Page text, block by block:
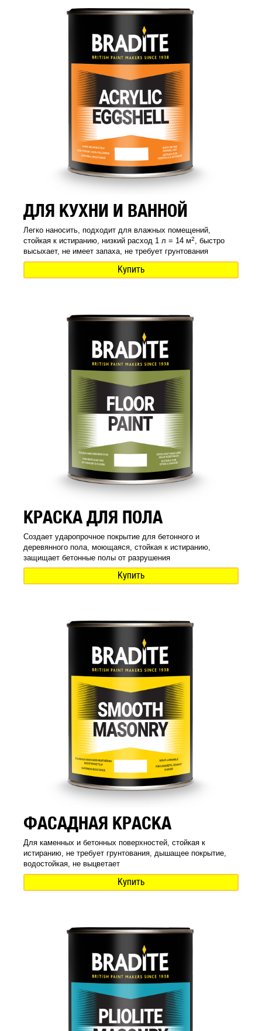
ДЛЯ КУХНИ И ВАННОЙ
Легко наносить, подходит для влажных помещений,
стойкая к истиранию, низкий расход 1 л = 14 м2, быстро
высыхает, не имеет запаха, не требует грунтования
Купить
КРАСКА ДЛЯ ПОЛА
Создает ударопрочное покрытие для бетонного и
деревянного пола, моющаяся, стойкая к истиранию,
защищает бетонные полы от разрушения
Купить
ФАСАДНАЯ КРАСКА
Для каменных и бетонных поверхностей, стойкая к
истиранию, не требует грунтования, дышащее покрытие,
водостойкая, не выцветает
Купить